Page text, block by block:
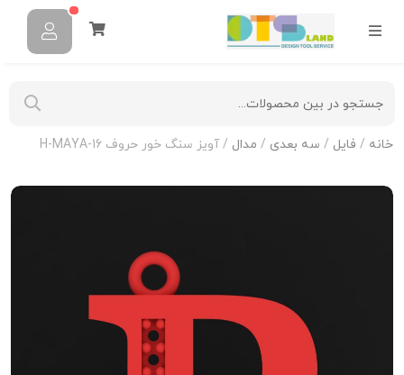
خانه / فایل / سه بعدی / مدال / آویز سنگ خور حروف H-MAYA-16